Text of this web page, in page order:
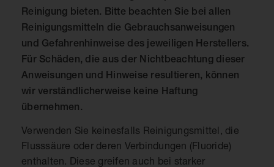
Reinigung bieten. Bitte beachten Sie bei allen
Reinigungsmitteln die Gebrauchsanweisungen
und Gefahrenhinweise des jeweiligen Herstellers.
Für Schäden, die aus der Nichtbeachtung dieser
Anweisungen und Hinweise resultieren, können
wir verständlicherweise keine Haftung
übernehmen.
Verwenden Sie keinesfalls Reinigungsmittel, die
Flusssäure oder deren Verbindungen (Fluoride)
enthalten. Diese greifen auch bei starker